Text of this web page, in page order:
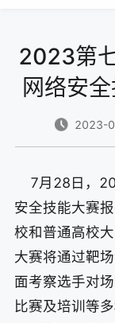
2023第
网络安
2023-
7月28日，
安全技能大赛
校和普通高校
大赛将通过靶
面考察选手对
比赛及培训等